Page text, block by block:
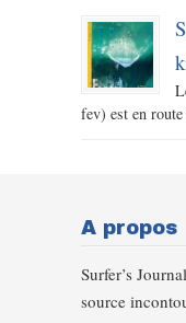
fev) est en
A propos
Surfer’s
source